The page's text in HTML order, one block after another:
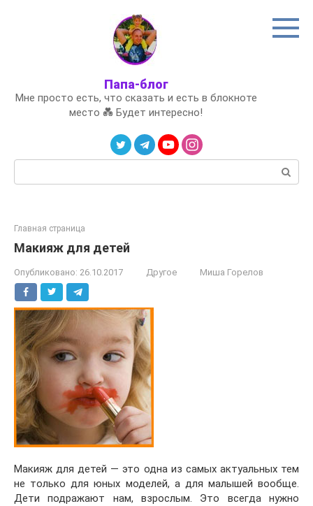
Папа-блог
Мне просто есть, что сказать и есть в блокноте
место 💑 Будет интересно!
Главная страница
Макияж для детей
Опубликовано: 26.10.2017 Другое Миша Горелов
Макияж для детей — это одна из самых актуальных тем
не только для юных моделей, а для малышей вообще.
Дети подражают нам, взрослым. Это всегда нужно